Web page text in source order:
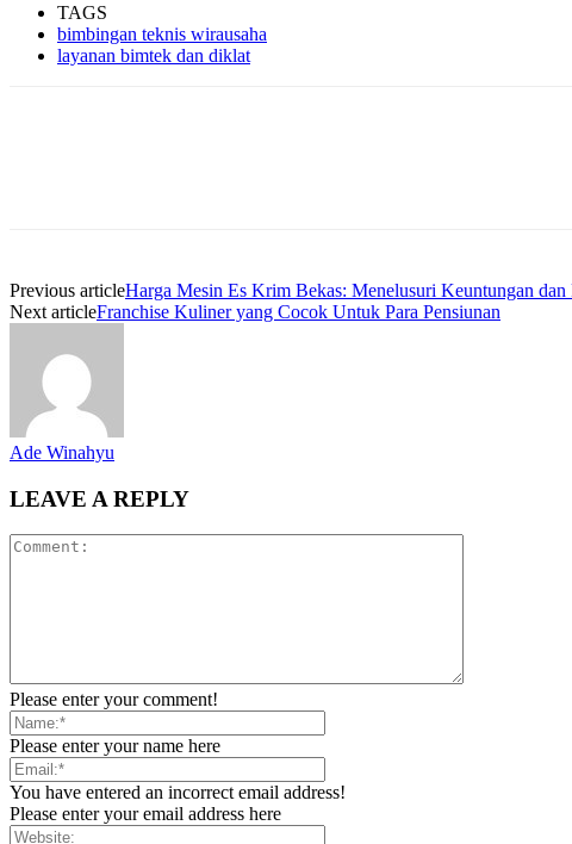
TAGS
bimbingan teknis wirausaha
layanan bimtek dan diklat
Previous articleHarga Mesin Es Krim Bekas: Menelusuri Keuntungan dan
Next articleFranchise Kuliner yang Cocok Untuk Para Pensiunan
Ade Winahyu
LEAVE A REPLY
Please enter your comment!
Please enter your name here
You have entered an incorrect email address!
Please enter your email address here